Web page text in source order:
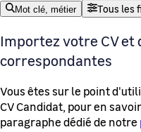
Mot clé, métier Tous les
Importez votre CV et
correspondantes
Vous êtes sur le point
CV Candidat, pour en
paragraphe dédié de notre